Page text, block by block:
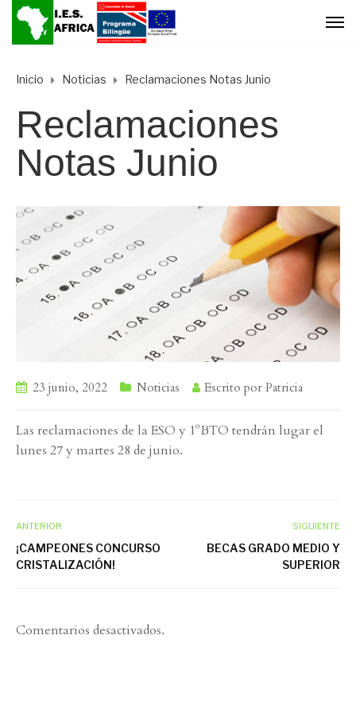
Inicio Noticias Reclamaciones Notas Junio
Reclamaciones
Notas Junio
23 junio, 2022 Noticias Escrito por Patricia
Las reclamaciones de la ESO y 1ºBTO tendrán lugar el
lunes 27 y martes 28 de junio.
ANTERIOR
¡CAMPEONES CONCURSO
CRISTALIZACIÓN!
SIGUIENTE
BECAS GRADO MEDIO Y
SUPERIOR
Comentarios desactivados.